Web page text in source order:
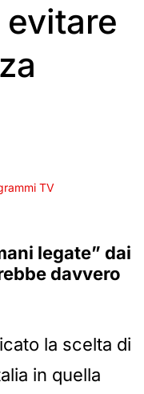
TV
legate” dai
davvero
la scelta di
in quella